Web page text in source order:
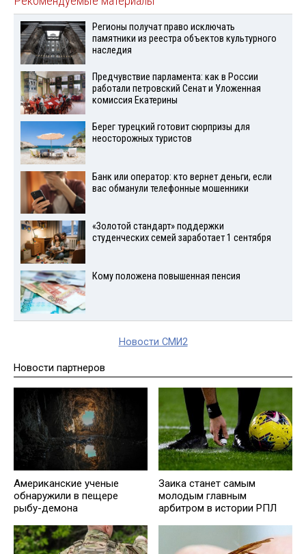
Регионы получат право исключать
памятники из реестра объектов культурного
наследия
Предчувствие парламента: как в России
работали петровский Сенат и Уложенная
комиссия Екатерины
Берег турецкий готовит сюрпризы для
неосторожных туристов
Банк или оператор: кто вернет деньги, если
вас обманули телефонные мошенники
«Золотой стандарт» поддержки
студенческих семей заработает 1 сентября
Кому положена повышенная пенсия
Новости СМИ2
Новости партнеров
Американские ученые
обнаружили в пещере
рыбу-демона
Заика станет самым
молодым главным
арбитром в истории РПЛ